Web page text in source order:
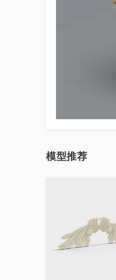
模型推荐